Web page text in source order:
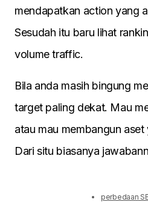
mendapatkan action yang
Sesudah itu baru lihat
volume traffic.
Bila anda masih bingung
target paling dekat. Mau
atau mau membangun
Dari situ biasanya
perbedaan